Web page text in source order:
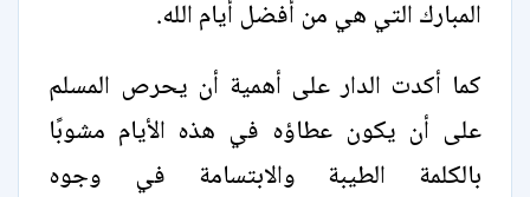
المبارك التي هي من أفضل أيام الله.
كما أكدت الدار على أهمية أن يحرص المسلم
على أن يكون عطاؤه في هذه الأيام مشوبًا
بالكلمة الطيبة والابتسامة في وجوه